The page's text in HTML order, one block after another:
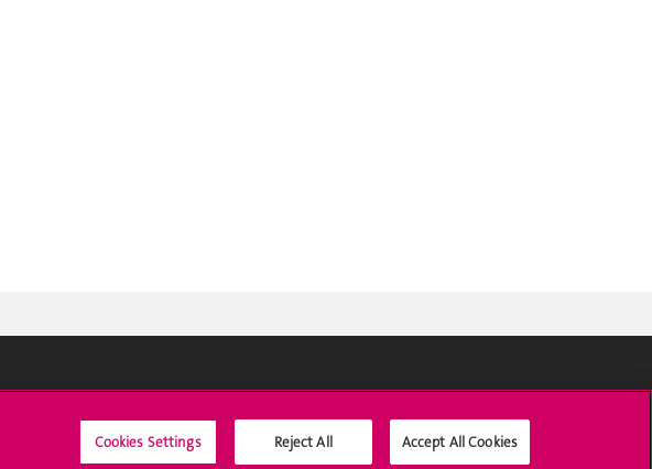
Cookies Settings Reject All Accept All Cookies